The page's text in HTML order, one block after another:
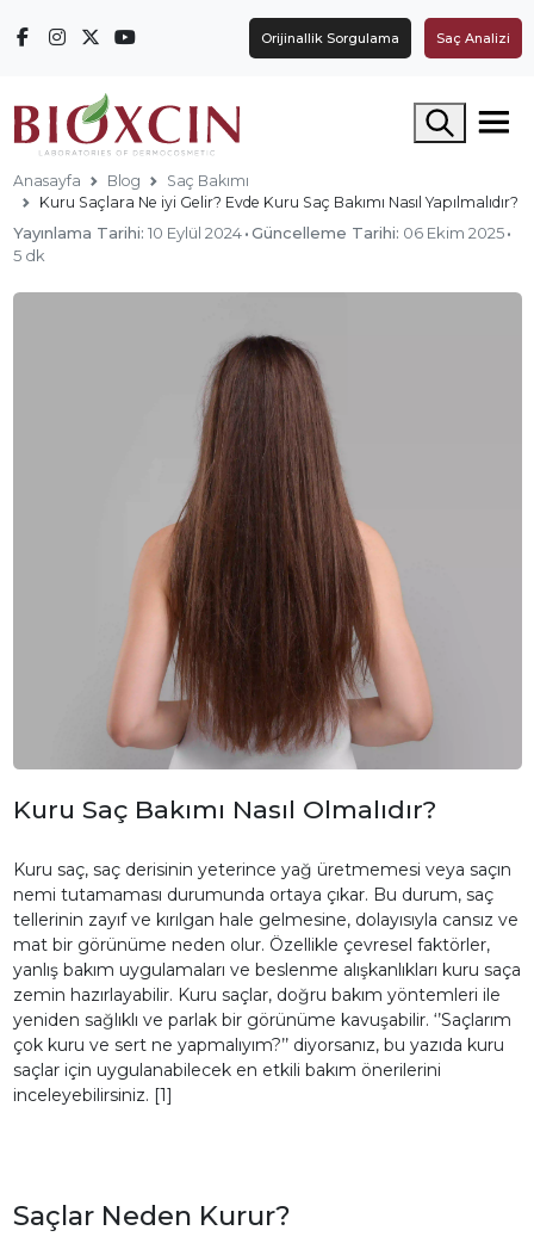
Orijinallik Sorgulama Saç Analizi
Arama yap
Anasayfa Blog
Saç Bakımı
Kuru Saçlara Ne iyi Gelir? Evde Kuru Saç Bakımı Nasıl Yapılmalıdır?
Yayınlama Tarihi: 10 Eylül 2024 ·Güncelleme Tarihi: 06 Ekim 2025 ·
5 dk
Kuru Saç Bakımı Nasıl Olmalıdır?
Kuru saç, saç derisinin yeterince yağ üretmemesi veya saçın
nemi tutamaması durumunda ortaya çıkar. Bu durum, saç
tellerinin zayıf ve kırılgan hale gelmesine, dolayısıyla cansız ve
mat bir görünüme neden olur. Özellikle çevresel faktörler,
yanlış bakım uygulamaları ve beslenme alışkanlıkları kuru saça
zemin hazırlayabilir. Kuru saçlar, doğru bakım yöntemleri ile
yeniden sağlıklı ve parlak bir görünüme kavuşabilir. ‘’Saçlarım
çok kuru ve sert ne yapmalıyım?’’ diyorsanız, bu yazıda kuru
saçlar için uygulanabilecek en etkili bakım önerilerini
inceleyebilirsiniz. [1]
Saçlar Neden Kurur?